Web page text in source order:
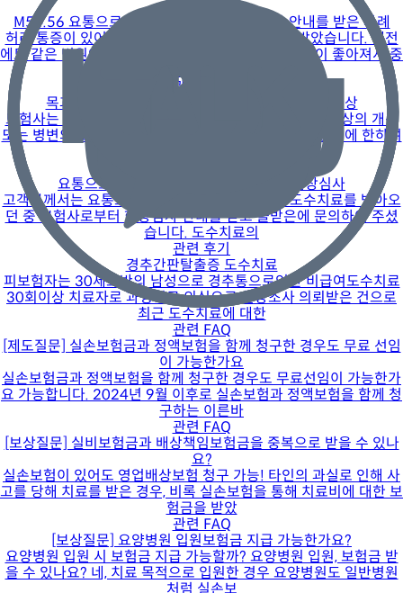
M54.56 요통으로 통원치료 중 실비 현장조사 안내를 받은 사례
허리 통증이 있어서 통증의학과에서 계속 치료를 받았습니다. 예전
에도 같은 병원에서 허리 치료를 받은 적이 있고, 증상이 좋아져서 중
관련 후기
목과 양 어깨 부위 통증 치료로 받은 도수치료비 보상
보험사는 최근 도수치료비의 경우 검사를 통해 뚜렷한 증상의 개선
또는 병변의 호전을 나타낼 수 있는 검사 결과가 있는 경우에 한하여
요통으로 인한 도수치료 적정성에 대한 현장심사
고객분께서는 요통으로 인하여 1년 넘게 꾸준히 도수치료를 받아오
던 중 보험사로부터 현장심사 안내를 받고 올받은에 문의하여 주셨
습니다. 도수치료의
관련 후기
경추간판탈출증 도수치료
피보험자는 30세초반의 남성으로 경추통으로인한 비급여도수치료
30회이상 치료자로 과잉치료 의심으로 현장조사 의뢰받은 건으로
최근 도수치료에 대한
관련 FAQ
[제도질문] 실손보험금과 정액보험을 함께 청구한 경우도 무료 선임
이 가능한가요
실손보험금과 정액보험을 함께 청구한 경우도 무료선임이 가능한가
요 가능합니다. 2024년 9월 이후로 실손보험과 정액보험을 함께 청
구하는 이른바
관련 FAQ
[보상질문] 실비보험금과 배상책임보험금을 중복으로 받을 수 있나
요?
실손보험이 있어도 영업배상보험 청구 가능! 타인의 과실로 인해 사
고를 당해 치료를 받은 경우, 비록 실손보험을 통해 치료비에 대한 보
험금을 받았
관련 FAQ
[보상질문] 요양병원 입원보험금 지급 가능한가요?
요양병원 입원 시 보험금 지급 가능할까? 요양병원 입원, 보험금 받
을 수 있나요? 네, 치료 목적으로 입원한 경우 요양병원도 일반병원
처럼 실손보